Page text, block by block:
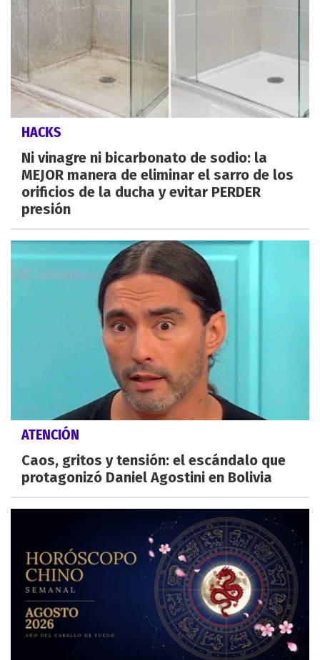
HACKS
Ni vinagre ni bicarbonato de sodio: la
MEJOR manera de eliminar el sarro de los
orificios de la ducha y evitar PERDER
presión
ATENCIÓN
Caos, gritos y tensión: el escándalo que
protagonizó Daniel Agostini en Bolivia